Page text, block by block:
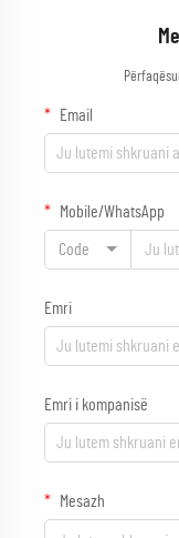
Email
Mobile/WhatsApp
Code
Emri
Emri i kompanisë
Mesazh